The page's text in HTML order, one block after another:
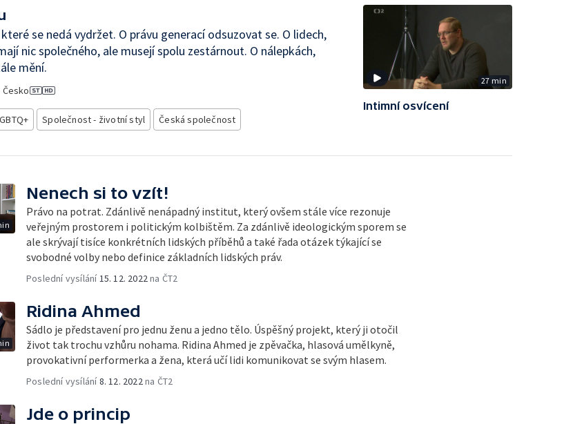
se nedá vydržet. O právu generací odsuzovat se. O lidech,
nic společného, ale musejí spolu zestárnout. O nálepkách,
mění.
Česko
Společnost - životní styl Česká společnost
27 min
Intimní osvícení
Nenech si to vzít!
Právo na potrat. Zdánlivě nenápadný institut, který ovšem stále více rezonuje
veřejným prostorem i politickým kolbištěm. Za zdánlivě ideologickým sporem se
ale skrývají tisíce konkrétních lidských příběhů a také řada otázek týkající se
svobodné volby nebo definice základních lidských práv.
Poslední vysílání15. 12. 2022na ČT2
Ridina Ahmed
Sádlo je představení pro jednu ženu a jedno tělo. Úspěšný projekt, který ji otočil
život tak trochu vzhůru nohama. Ridina Ahmed je zpěvačka, hlasová umělkyně,
provokativní performerka a žena, která učí lidi komunikovat se svým hlasem.
Poslední vysílání8. 12. 2022na ČT2
Jde o princip